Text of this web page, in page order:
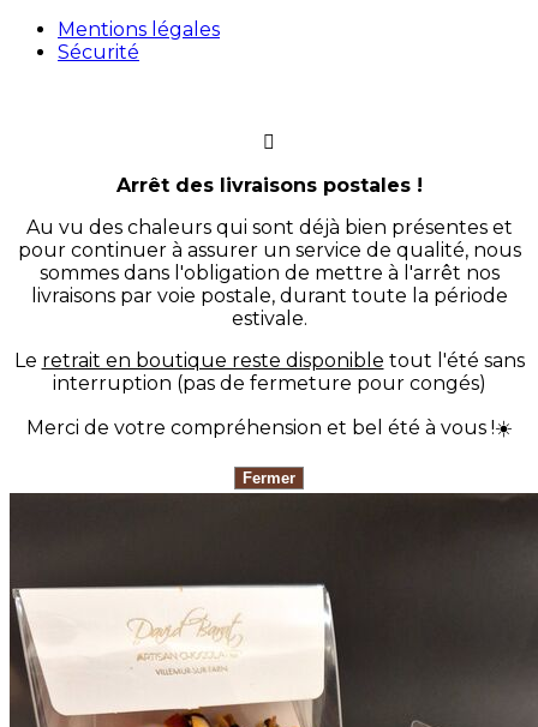
Mentions légales
Sécurité
Arrêt des livraisons postales !
Au vu des chaleurs qui sont déjà bien présentes et
pour continuer à assurer un service de qualité, nous
sommes dans l'obligation de mettre à l'arrêt nos
livraisons par voie postale, durant toute la période
estivale.
Le retrait en boutique reste disponible tout l'été sans
interruption (pas de fermeture pour congés)
Merci de votre compréhension et bel été à vous !☀️